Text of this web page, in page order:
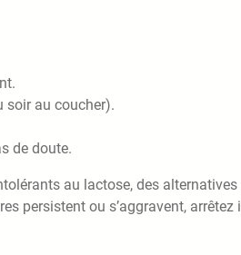
soir au coucher).
de doute.
au lactose, des
persistent ou s’aggravent,